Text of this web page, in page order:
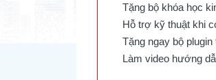
Tặng bộ khóa học
Hỗ trợ kỹ thuật khi
Tặng ngay bộ plugin
Làm video hướng